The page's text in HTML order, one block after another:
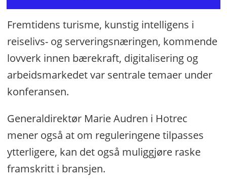
Fremtidens turisme, kunstig intelligens i
reiselivs- og serveringsnæringen, kommende
lovverk innen bærekraft, digitalisering og
arbeidsmarkedet var sentrale temaer under
konferansen.
Generaldirektør Marie Audren i Hotrec
mener også at om reguleringene tilpasses
ytterligere, kan det også muliggjøre raske
framskritt i bransjen.